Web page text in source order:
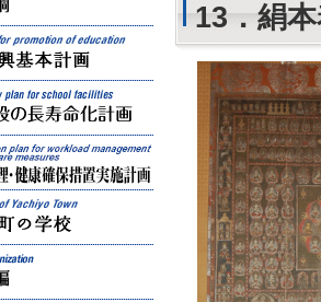
学校施設の長寿命化計
業務量管理・健康確保
八千代町の学校
学校再編
13．絹